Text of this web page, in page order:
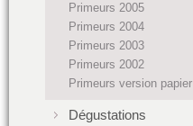
Primeurs 2005
Primeurs 2004
Primeurs 2003
Primeurs 2002
Primeurs version papier
Dégustations